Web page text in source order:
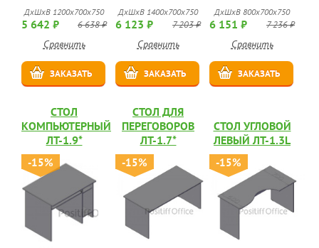
ДхШхВ 1200х700х750
5 642 ₽ 6 638 ₽
Сравнить
ЗАКАЗАТЬ
ДхШхВ 1400х700х750
6 123 ₽ 7 203 ₽
Сравнить
ЗАКАЗАТЬ
ДхШхВ 800х700х750
6 151 ₽ 7 236 ₽
Сравнить
ЗАКАЗАТЬ
СТОЛ
КОМПЬЮТЕРНЫЙ
ЛТ-1.9*
-15%
СТОЛ ДЛЯ
ПЕРЕГОВОРОВ
ЛТ-1.7*
-15%
СТОЛ УГЛОВОЙ
ЛЕВЫЙ ЛТ-1.3L
-15%